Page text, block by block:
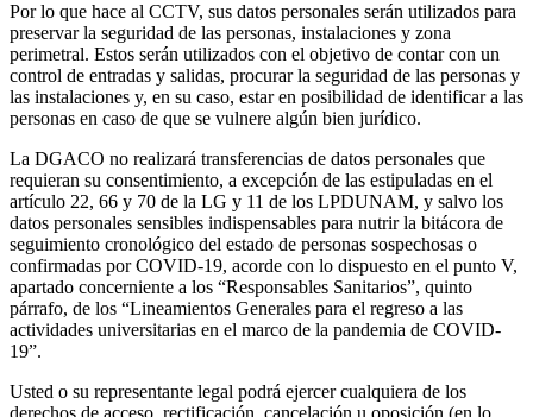
Por lo que hace al CCTV, sus datos personales serán utilizados para
preservar la seguridad de las personas, instalaciones y zona
perimetral. Estos serán utilizados con el objetivo de contar con un
control de entradas y salidas, procurar la seguridad de las personas y
las instalaciones y, en su caso, estar en posibilidad de identificar a las
personas en caso de que se vulnere algún bien jurídico.
La DGACO no realizará transferencias de datos personales que
requieran su consentimiento, a excepción de las estipuladas en el
artículo 22, 66 y 70 de la LG y 11 de los LPDUNAM, y salvo los
datos personales sensibles indispensables para nutrir la bitácora de
seguimiento cronológico del estado de personas sospechosas o
confirmadas por COVID-19, acorde con lo dispuesto en el punto V,
apartado concerniente a los “Responsables Sanitarios”, quinto
párrafo, de los “Lineamientos Generales para el regreso a las
actividades universitarias en el marco de la pandemia de COVID-
19”.
Usted o su representante legal podrá ejercer cualquiera de los